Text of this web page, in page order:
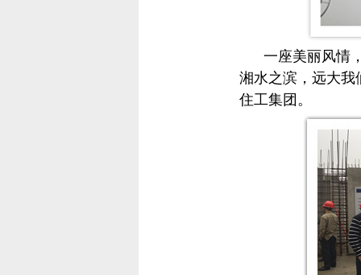
一座美丽风情，
湘水之滨，远大我
住工集团。